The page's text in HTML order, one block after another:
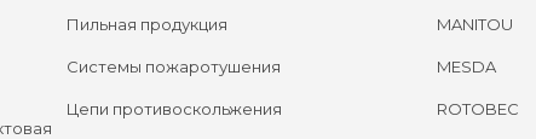
Пильная продукция
Системы пожаротушения
Цепи противоскольжения
MANITOU
MESDA
ROTOBEC